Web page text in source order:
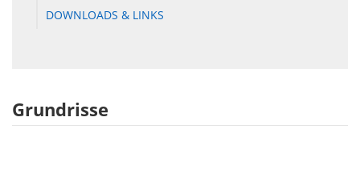
DOWNLOADS & LINKS
Grundrisse